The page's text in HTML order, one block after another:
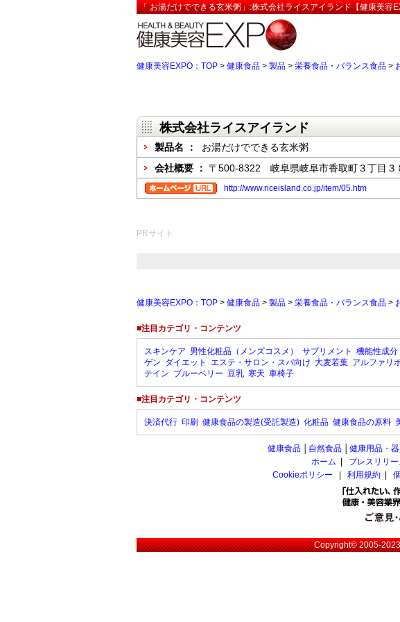
「 お湯だけでできる玄米粥」:株式会社ライスアイランド【健康美容
健康美容EXPO：TOP > 健康食品 > 製品 > 栄養食品・バランス食品 >
株式会社ライスアイランド
製品名 ：
お湯だけでできる玄米粥
会社概要 ： 〒500-8322 岐阜県岐阜市香取町３丁目３
http://www.riceisland.co.jp/item/05.htm
PRサイト
健康美容EXPO：TOP > 健康食品 > 製品 > 栄養食品・バランス食品 >
■注目カテゴリ・コンテンツ
スキンケア 男性化粧品（メンズコスメ） サプリメント 機能性成分
ゲン ダイエット エステ・サロン・スパ向け 大麦若葉 アルファリ
テイン ブルーベリー 豆乳 寒天 車椅子
■注目カテゴリ・コンテンツ
決済代行 印刷 健康食品の製造(受託製造) 化粧品 健康食品の原料
健康食品 自然食品 健康用品・
ホーム
プレスリリー
Cookieポリシー
利用規約
Copyright© 2005-